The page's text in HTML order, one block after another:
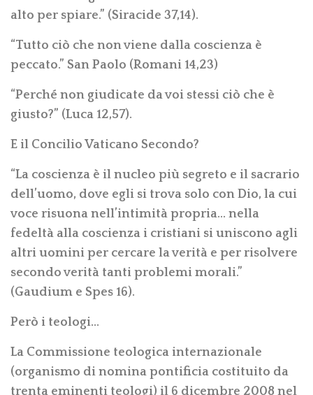
alto per spiare.” (Siracide 37,14).
“Tutto ciò che non viene dalla coscienza è
peccato.” San Paolo (Romani 14,23)
“Perché non giudicate da voi stessi ciò che è
giusto?” (Luca 12,57).
E il Concilio Vaticano Secondo?
“La coscienza è il nucleo più segreto e il sacrario
dell’uomo, dove egli si trova solo con Dio, la cui
voce risuona nell’intimità propria… nella
fedeltà alla coscienza i cristiani si uniscono agli
altri uomini per cercare la verità e per risolvere
secondo verità tanti problemi morali.”
(Gaudium e Spes 16).
Però i teologi…
La Commissione teologica internazionale
(organismo di nomina pontificia costituito da
trenta eminenti teologi) il 6 dicembre 2008 nel